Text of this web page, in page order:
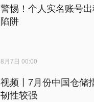
警惕！个人实名账号
陷阱
8月7日 00:00
视频丨7月份中国仓储
韧性较强